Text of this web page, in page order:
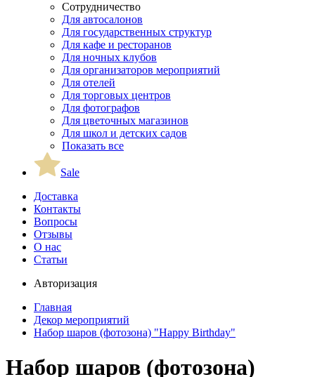
Сотрудничество
Для автосалонов
Для государственных структур
Для кафе и ресторанов
Для ночных клубов
Для организаторов мероприятий
Для отелей
Для торговых центров
Для фотографов
Для цветочных магазинов
Для школ и детских садов
Показать все
Sale
Доставка
Контакты
Вопросы
Отзывы
О нас
Статьи
Авторизация
Главная
Декор мероприятий
Набор шаров (фотозона) "Happy Birthday"
Набор шаров (фотозона)